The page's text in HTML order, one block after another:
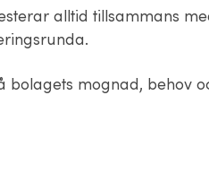
alltid tillsammans
mognad, behov